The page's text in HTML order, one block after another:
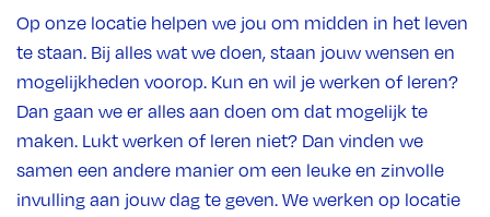
Op onze locatie helpen we jou om midden in het leven
te staan. Bij alles wat we doen, staan jouw wensen en
mogelijkheden voorop. Kun en wil je werken of leren?
Dan gaan we er alles aan doen om dat mogelijk te
maken. Lukt werken of leren niet? Dan vinden we
samen een andere manier om een leuke en zinvolle
invulling aan jouw dag te geven. We werken op locatie